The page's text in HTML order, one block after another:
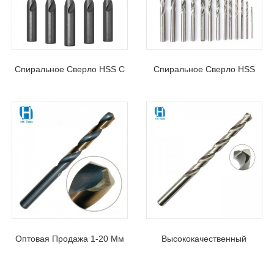
Спиральное Сверло HSS С
4341 Для Твердого
Металла, Чугуна, 1-20 Мм
Спиральное Сверло HSS
Тонкого Железа, Меди,
Алюминия, Дерева И
Пластика
Оптовая Продажа 1-20 Мм Высококачественный